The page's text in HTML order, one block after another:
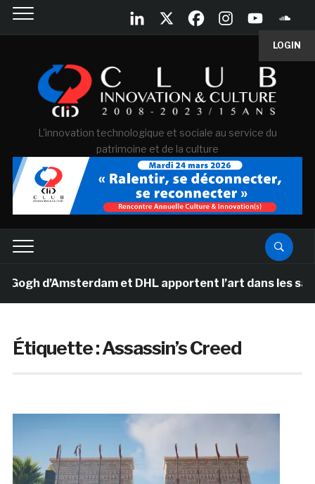
LOGIN
L'innovation technologique et sociale au service du
patrimoine et de la culture
d’Amsterdam et DHL apportent l’art dans les salles
Étiquette :Assassin’s Creed